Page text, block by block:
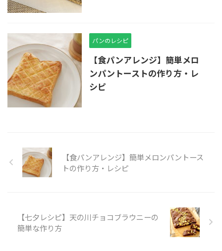
パンのレシピ
【食パンアレンジ】簡単メロ
ンパントーストの作り方・レ
シピ
【食パンアレンジ】簡単メロンパントース
トの作り方・レシピ
【七夕レシピ】天の川チョコブラウニーの
簡単な作り方